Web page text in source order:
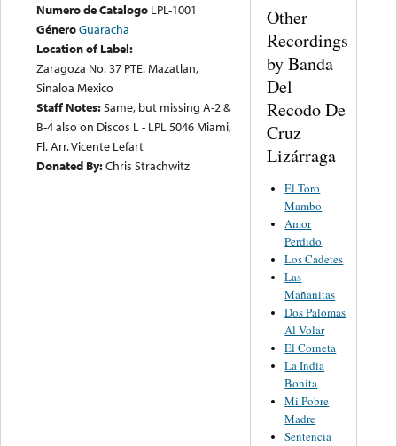
Numero de Catalogo LPL-1001
GéneroGuaracha
Location of Label:
Zaragoza No. 37 PTE. Mazatlan,
Sinaloa Mexico
Staff Notes:Same, but missing A-2 &
B-4 also on Discos L - LPL 5046 Miami,
Fl. Arr. Vicente Lefart
Donated By:Chris Strachwitz
Other
Recordings
by Banda
Del
Recodo De
Cruz
Lizárraga
El Toro
Mambo
Amor
Perdido
Los Cadetes
Las
Mañanitas
Dos Palomas
Al Volar
El Corneta
La India
Bonita
Mi Pobre
Madre
Sentencia